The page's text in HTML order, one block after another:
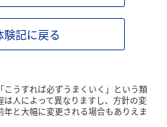
記に戻る
うすれば必ずうまくいく」という類
人によって異なりますし、方針の変
と大幅に変更される場合もありえま